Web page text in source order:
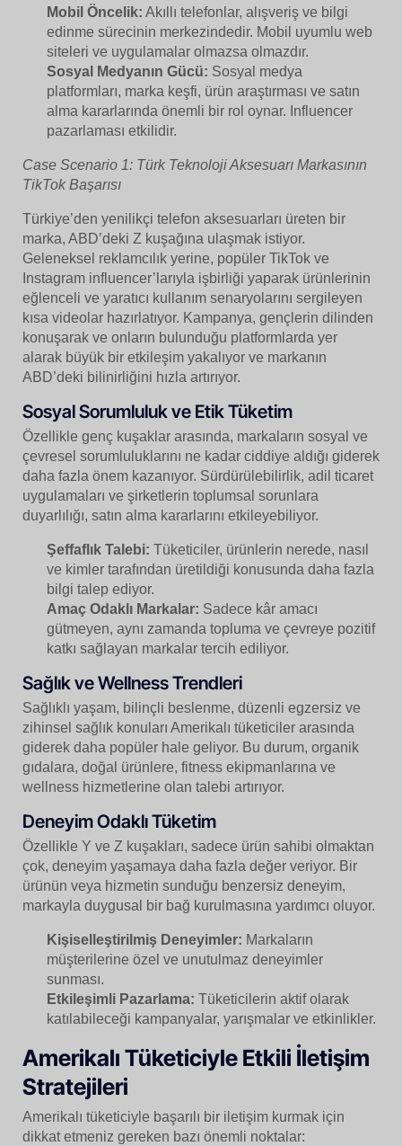
Mobil Öncelik: Akıllı telefonlar, alışveriş ve bilgi
edinme sürecinin merkezindedir. Mobil uyumlu web
siteleri ve uygulamalar olmazsa olmazdır.
Sosyal Medyanın Gücü: Sosyal medya
platformları, marka keşfi, ürün araştırması ve satın
alma kararlarında önemli bir rol oynar. Influencer
pazarlaması etkilidir.
Case Scenario 1: Türk Teknoloji Aksesuarı Markasının
TikTok Başarısı
Türkiye’den yenilikçi telefon aksesuarları üreten bir
marka, ABD’deki Z kuşağına ulaşmak istiyor.
Geleneksel reklamcılık yerine, popüler TikTok ve
Instagram influencer’larıyla işbirliği yaparak ürünlerinin
eğlenceli ve yaratıcı kullanım senaryolarını sergileyen
kısa videolar hazırlatıyor. Kampanya, gençlerin dilinden
konuşarak ve onların bulunduğu platformlarda yer
alarak büyük bir etkileşim yakalıyor ve markanın
ABD’deki bilinirliğini hızla artırıyor.
Sosyal Sorumluluk ve Etik Tüketim
Özellikle genç kuşaklar arasında, markaların sosyal ve
çevresel sorumluluklarını ne kadar ciddiye aldığı giderek
daha fazla önem kazanıyor. Sürdürülebilirlik, adil ticaret
uygulamaları ve şirketlerin toplumsal sorunlara
duyarlılığı, satın alma kararlarını etkileyebiliyor.
Şeffaflık Talebi: Tüketiciler, ürünlerin nerede, nasıl
ve kimler tarafından üretildiği konusunda daha fazla
bilgi talep ediyor.
Amaç Odaklı Markalar: Sadece kâr amacı
gütmeyen, aynı zamanda topluma ve çevreye pozitif
katkı sağlayan markalar tercih ediliyor.
Sağlık ve Wellness Trendleri
Sağlıklı yaşam, bilinçli beslenme, düzenli egzersiz ve
zihinsel sağlık konuları Amerikalı tüketiciler arasında
giderek daha popüler hale geliyor. Bu durum, organik
gıdalara, doğal ürünlere, fitness ekipmanlarına ve
wellness hizmetlerine olan talebi artırıyor.
Deneyim Odaklı Tüketim
Özellikle Y ve Z kuşakları, sadece ürün sahibi olmaktan
çok, deneyim yaşamaya daha fazla değer veriyor. Bir
ürünün veya hizmetin sunduğu benzersiz deneyim,
markayla duygusal bir bağ kurulmasına yardımcı oluyor.
Kişiselleştirilmiş Deneyimler: Markaların
müşterilerine özel ve unutulmaz deneyimler
sunması.
Etkileşimli Pazarlama: Tüketicilerin aktif olarak
katılabileceği kampanyalar, yarışmalar ve etkinlikler.
Amerikalı Tüketiciyle Etkili İletişim
Stratejileri
Amerikalı tüketiciyle başarılı bir iletişim kurmak için
dikkat etmeniz gereken bazı önemli noktalar: